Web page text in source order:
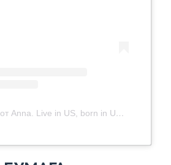
Публикация от Anna. Live in US, born in USSR (@tishina_ak)